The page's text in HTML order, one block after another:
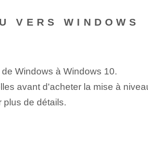
VERS
Windows à Windows 10.
avant d'acheter la mise à
plus de détails.